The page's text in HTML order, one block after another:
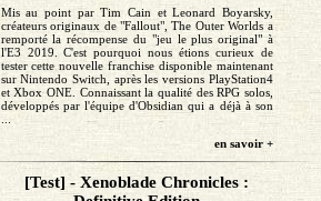
Mis au point par Tim Cain et Leonard Boyarsky,
créateurs originaux de "Fallout", The Outer Worlds a
remporté la récompense du "jeu le plus original" à
l'E3 2019. C'est pourquoi nous étions curieux de
tester cette nouvelle franchise disponible maintenant
sur Nintendo Switch, après les versions PlayStation4
et Xbox ONE. Connaissant la qualité des RPG solos,
développés par l'équipe d'Obsidian qui a déjà à son
en savoir +
[Test] - Xenoblade Chronicles :